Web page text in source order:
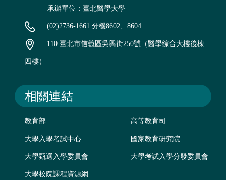
承辦單位：臺北醫學大學
(02)2736-1661 分機8602、8604
110 臺北市信義區吳興街250號（醫學綜合大樓後棟
四樓）
相關連結
教育部 高等教育司
大學入學考試中心 國家教育研究院
大學甄選入學委員會 大學考試入學分發委員會
大學校院課程資源網